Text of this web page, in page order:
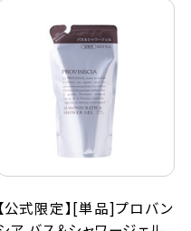
【公式限定】[単品]プロバン